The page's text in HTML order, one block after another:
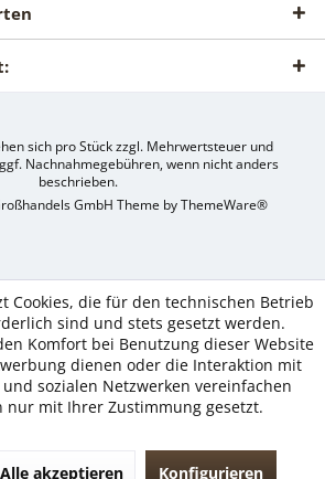
sich pro Stück zzgl. Mehrwertsteuer und
Nachnahmegebühren, wenn nicht anders
beschrieben.
GmbH Theme byThemeWare®
Cookies, die für den technischen Betrieb
sind und stets gesetzt werden.
Komfort bei Benutzung dieser Website
dienen oder die Interaktion mit
sozialen Netzwerken vereinfachen
nur mit Ihrer Zustimmung gesetzt.
Alle akzeptieren Konfigurieren